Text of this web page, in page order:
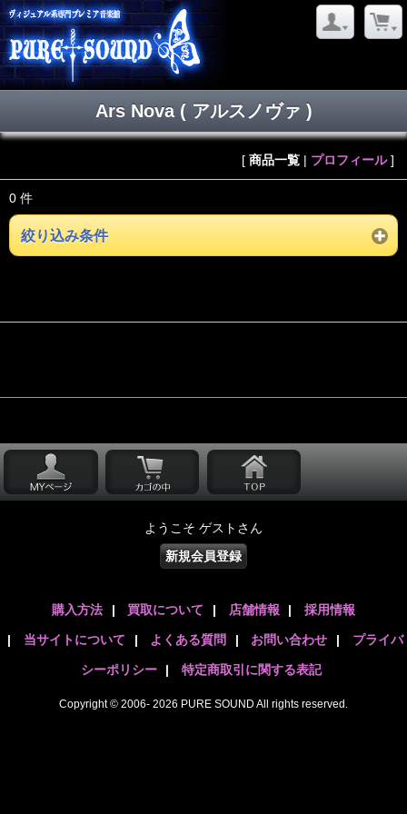
Ars Nova ( アルスノヴァ )
[ 商品一覧 | プロフィール]
0 件
絞り込み条件
ようこそ ゲストさん
新規会員登録
購入方法 | 買取について | 店舗情報 | 採用情報
| 当サイトについて | よくある質問 | お問い合わせ | プライバ
シーポリシー | 特定商取引に関する表記
Copyright © 2006- 2026 PURE SOUND All rights reserved.